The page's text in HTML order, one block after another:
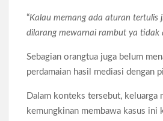
“Kalau memang ada aturan tertulis
dilarang mewarnai rambut ya tidak
Sebagian orangtua juga belum
perdamaian hasil mediasi dengan
Dalam konteks tersebut, keluarga
kemungkinan membawa kasus ini